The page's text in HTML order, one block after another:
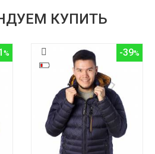
КУПИТЬ
-39